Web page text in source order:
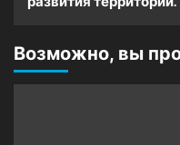
Возможно, вы